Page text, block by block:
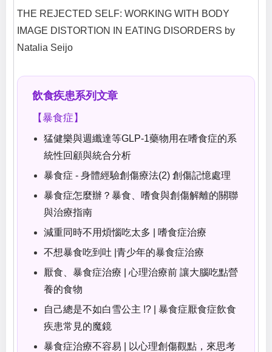
THE REJECTED SELF: WORKING WITH BODY
IMAGE DISTORTION IN EATING DISORDERS by
Natalia Seijo
飲食疾患系列文章
【暴食症】
猛健樂與週纖達等GLP-1藥物用在嗜食症的系
統性回顧與統合分析
暴食症 - 身體經驗創傷療法(2) 創傷記憶處理
暴食症怎麼辦？暴食、嗜食與創傷解離的關聯
與治療指南
減重同時不用煩惱吃太多 | 嗜食症治療
不想暴食吃到吐 |青少年的暴食症治療
厭食、暴食症治療 | 心理治療前 讓大腦吃點營
養的食物
自己總是不如白雪公主 !? | 暴食症厭食症飲食
疾患常見的魔鏡
暴食症治療不容易 | 以心理創傷觀點，來思考